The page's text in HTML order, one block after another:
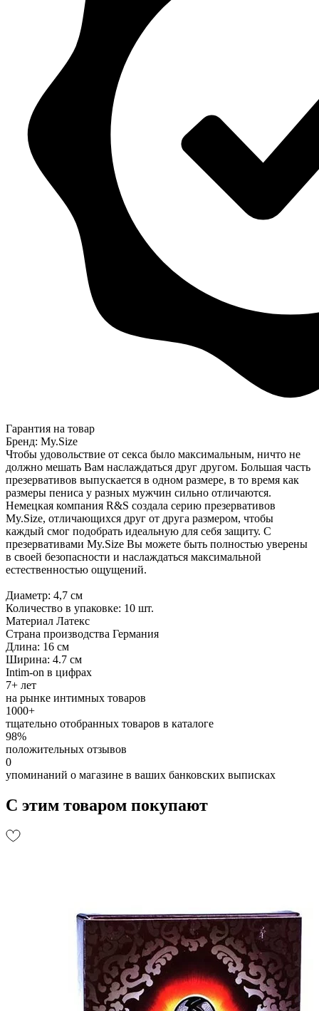
Гарантия на товар
Бренд: My.Size
Чтобы удовольствие от секса было максимальным, ничто не
должно мешать Вам наслаждаться друг другом. Большая часть
презервативов выпускается в одном размере, в то время как
размеры пениса у разных мужчин сильно отличаются.
Немецкая компания R&S создала серию презервативов
My.Size, отличающихся друг от друга размером, чтобы
каждый смог подобрать идеальную для себя защиту. С
презервативами My.Size Вы можете быть полностью уверены
в своей безопасности и наслаждаться максимальной
естественностью ощущений.
Диаметр: 4,7 см
Количество в упаковке: 10 шт.
Материал Латекс
Страна производства Германия
Длина: 16 см
Ширина: 4.7 см
Intim-on в цифрах
7+ лет
на рынке интимных товаров
1000+
тщательно отобранных товаров в каталоге
98%
положительных отзывов
0
упоминаний о магазине в ваших банковских выписках
С этим товаром покупают